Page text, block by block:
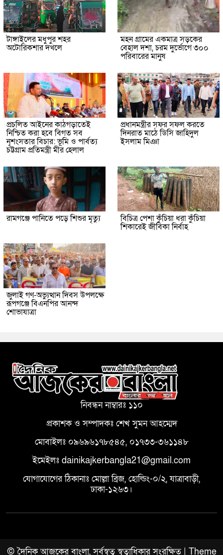
টাঙ্গাইলের মধুপুর শহর
অটোরিকশার দখলে
মহন গ্রামের একমাত্র সড়কের
বেহাল দশা, চরম দুর্ভোগে ৩০০
পরিবারের মানুষ
প্রচলিত আইনের কাঠগড়াতেই
নিশ্চিত করা হবে বিগত সব
নৃশংসতার বিচার: ভূমি ও পার্বত্য
চট্টগ্রাম প্রতিমন্ত্রী মীর হেলাল
প্রধানমন্ত্রীর সফর সফল করতে
দিনরাত মাঠে ডিসি জাহিদুল
ইসলাম মিঞা
রামগঞ্জে পানিতে পড়ে শিশুর মৃত্যু বিচিত্র পেশা কুঁচিয়া ধরা কুঁচিয়া
শিকারেই জীবিকা নির্বাহ
জুলাই গণ-অভ্যুত্থান দিবস উপলক্ষে
রূপগঞ্জে বিএনপির আনন্দ
শোভাযাত্রা
নিবন্ধন নাম্বারঃ ১১০
প্রকাশক ও সম্পাদকঃ শেখ সুমন আহম্মেদ
মোবাইলঃ ০৯৬৯৬১৭৮৫৪৫, ০১৭৩৩-৩৬১১৪৮
ইমেইলঃ dainikajkerbangla21@gmail.com
যোগাযোগের ঠিকানাঃ মোল্লা ব্রিজ, হোল্ডিং-০/২, যাত্রাবাড়ী,
ঢাকা-১২৬৩।
© দৈনিক আজকের বাংলা, সর্বস্বত্ব স্বত্বাধিকার সংরক্ষিত | Theme